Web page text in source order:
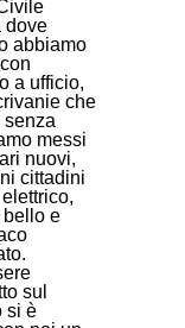
dove
abbiamo
a ufficio,
che
senza
messi
nuovi,
cittadini
elettrico,
bello e
sul
si è